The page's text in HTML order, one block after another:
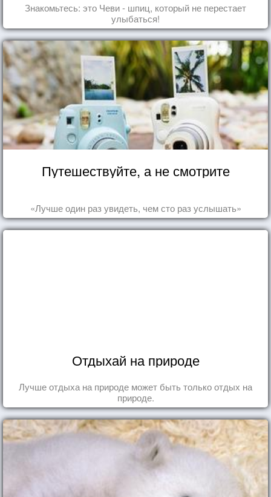
Знакомьтесь: это Чеви - шпиц, который не перестает
улыбаться!
Путешествуйте, а не смотрите
«Лучше один раз увидеть, чем сто раз услышать»
Отдыхай на природе
Лучше отдыха на природе может быть только отдых на
природе.